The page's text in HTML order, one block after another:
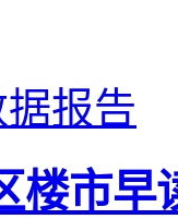
报告
楼市